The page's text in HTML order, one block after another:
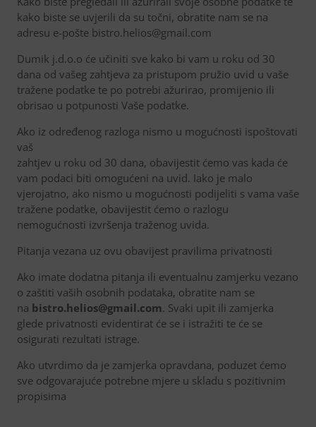
kako biste se uvjerili da su točni, obratite nam se na
adresu e-pošte bistro.helios@gmail.com
Dumik j.d.o.o će učiniti sve kako bi vam u roku od 30
dana od vašeg zahtjeva za pristupom pružio uvid u vaše
tražene podatke te po potrebi ažurirao, promijenio ili
obrisao u potpunosti Vaše podatke.
Ako iz određenog razloga nismo u mogućnosti ispoštovati
vaš
zahtjev u roku od 30 dana, obavijestit ćemo vas kada će
vam podaci biti omogućeni na uvid. Iako je malo
vjerojatno, ako nismo u mogućnosti podijeliti s vama vaše
tražene podatke, obavijestit ćemo o razlogu
nemogućnosti izvršenja traženog uvida.
Pitanja vezana uz ovu obavijest pravilima privatnosti
Ako imate dodatna pitanja ili eventualnu zamjerku vezano
o zaštiti vaših osobnih podataka, obratite nam se
na bistro.helios@gmail.com. Svaki upit ili zamjerka
glede privatnosti evidentirat će se i istražiti te će se
osigurati rezultati istrage.
Ako utvrdimo da je zamjerka opravdana, poduzet ćemo
sve odgovarajuće potrebne mjere u skladu s pozitivnim
propisima